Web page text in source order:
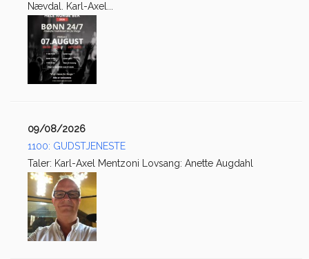
Nævdal. Karl-Axel...
09/08/2026
1100: GUDSTJENESTE
Taler: Karl-Axel Mentzoni Lovsang: Anette Augdahl